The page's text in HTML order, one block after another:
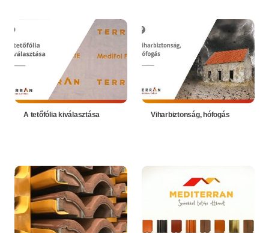
A tetőfólia kiválasztása Viharbiztonság, hófogás